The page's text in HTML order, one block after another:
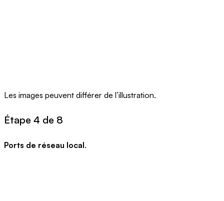
Les images peuvent différer de l’illustration.
Étape 4 de 8
Ports de réseau local.